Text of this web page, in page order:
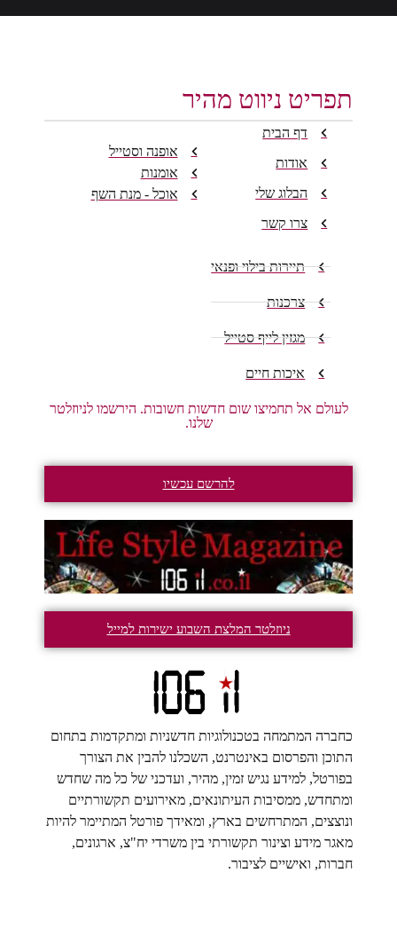
תפריט ניווט מהיר
דף הבית
אודות
הבלוג שלי
צרו קשר
אופנה וסטייל
אומנות
אוכל - מנת השף
תיירות בילוי ופנאי
צרכנות
מגזין לייף סטייל
איכות חיים
לעולם אל תחמיצו שום חדשות חשובות. הירשמו לניוזלטר
שלנו.
להרשם עכשיו
ניוזלטר המלצת השבוע ישירות למייל
כחברה המתמחה בטכנולוגיות חדשניות ומתקדמות בתחום
התוכן והפרסום באינטרנט, השכלנו להבין את הצורך
בפורטל, למידע נגיש זמין, מהיר, ועדכני של כל מה שחדש
ומתחדש, ממסיבות העיתונאים, מאירועים תקשורתיים
ונוצצים, המתרחשים בארץ, ומאידך פורטל המתיימר להיות
מאגר מידע וצינור תקשורתי בין משרדי יח"צ, ארגונים,
חברות, ואישיים לציבור.